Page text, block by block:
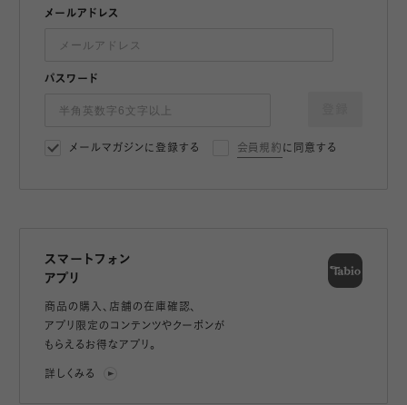
メールアドレス
パスワード
メールマガジンに登録する 会員規約 に同意する
スマートフォン
アプリ
商品の購入、店舗の在庫確認、
アプリ限定のコンテンツやクーポンが
もらえるお得なアプリ。
詳しくみる